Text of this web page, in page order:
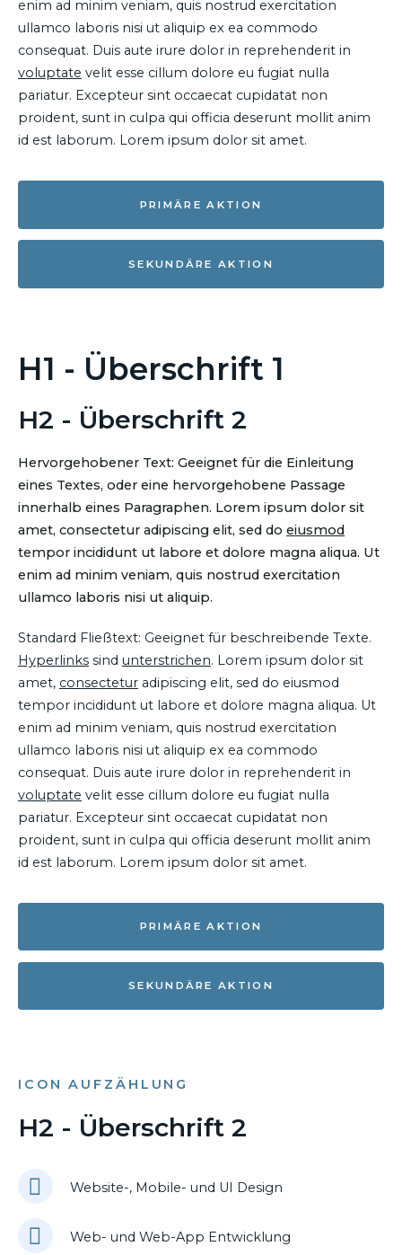
enim ad minim veniam, quis nostrud exercitation
ullamco laboris nisi ut aliquip ex ea commodo
consequat. Duis aute irure dolor in reprehenderit in
voluptate velit esse cillum dolore eu fugiat nulla
pariatur. Excepteur sint occaecat cupidatat non
proident, sunt in culpa qui officia deserunt mollit anim
id est laborum. Lorem ipsum dolor sit amet.
PRIMÄRE AKTION
SEKUNDÄRE AKTION
H1 - Überschrift 1
H2 - Überschrift 2
Hervorgehobener Text: Geeignet für die Einleitung
eines Textes, oder eine hervorgehobene Passage
innerhalb eines Paragraphen. Lorem ipsum dolor sit
amet, consectetur adipiscing elit, sed do eiusmod
tempor incididunt ut labore et dolore magna aliqua. Ut
enim ad minim veniam, quis nostrud exercitation
ullamco laboris nisi ut aliquip.
Standard Fließtext: Geeignet für beschreibende Texte.
Hyperlinks sind unterstrichen. Lorem ipsum dolor sit
amet, consectetur adipiscing elit, sed do eiusmod
tempor incididunt ut labore et dolore magna aliqua. Ut
enim ad minim veniam, quis nostrud exercitation
ullamco laboris nisi ut aliquip ex ea commodo
consequat. Duis aute irure dolor in reprehenderit in
voluptate velit esse cillum dolore eu fugiat nulla
pariatur. Excepteur sint occaecat cupidatat non
proident, sunt in culpa qui officia deserunt mollit anim
id est laborum. Lorem ipsum dolor sit amet.
PRIMÄRE AKTION
SEKUNDÄRE AKTION
ICON AUFZÄHLUNG
H2 - Überschrift 2
Website-, Mobile- und UI Design
Web- und Web-App Entwicklung